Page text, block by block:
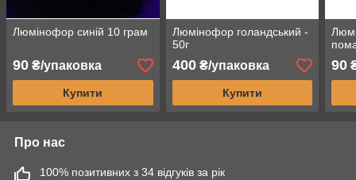
Люмінофор синій 10 грам
90 ₴/упаковка
Купити
Люмінофор голандський -
50г
400₴/упаковка
Купити
90
Про нас
100% позитивних з 34 відгуків за рік